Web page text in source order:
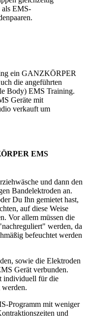
als EMS-
ein GANZKÖRPER
die angeführten
Body) EMS Training.
Geräte mit
verkauft um
EMS
und dann den
Bandelektroden an.
Du Ihn gemietet hast,
auf diese Weise
Vor allem müssen die
werden, da
befeuchtet werden
sowie die Elektroden
Gerät verbunden.
individuell für die
werden.
Programm mit weniger
und